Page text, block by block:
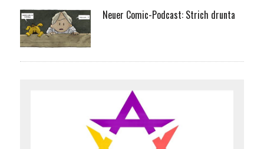
Neuer Comic-Podcast: Strich drunta